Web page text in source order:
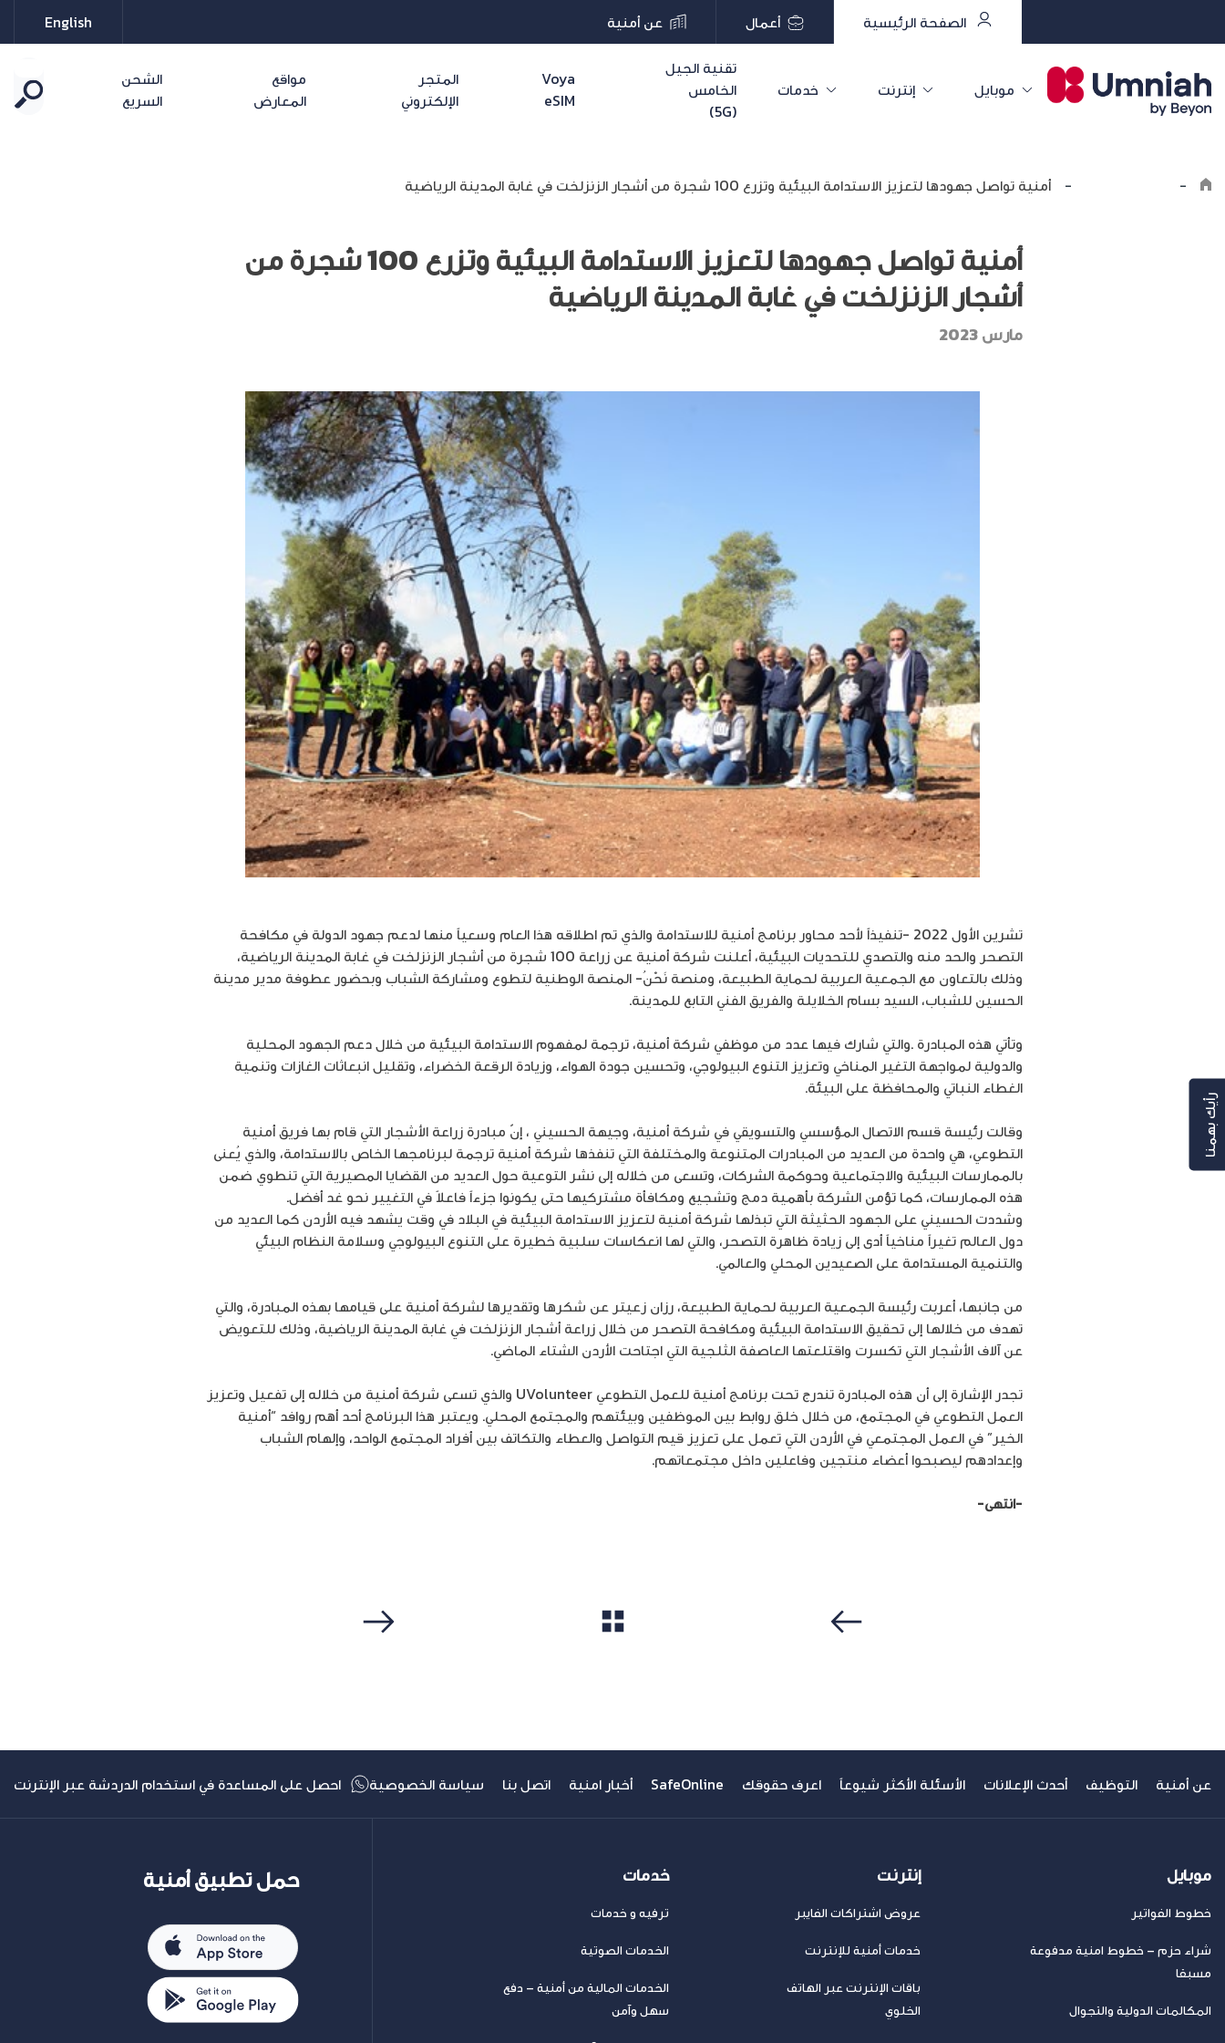
الصفحة الرئيسية أعمال عن أمنية English
موبايل إنترنت خدمات
تقنية الجيل
الخامس
(5G)
Voya
eSIM
المتجر
الإلكتروني
مواقع
المعارض
الشحن
السريع
-
- أمنية تواصل جهودها لتعزيز الاستدامة البيئية وتزرع 100 شجرة من أشجار الزنزلخت في غابة المدينة الرياضية
أمنية تواصل جهودها لتعزيز الاستدامة البيئية وتزرع 100 شجرة من
أشجار الزنزلخت في غابة المدينة الرياضية
مارس 2023
تشرين الأول 2022 -تنفيذاً لأحد محاور برنامج أمنية للاستدامة والذي تم اطلاقه هذا العام وسعياً منها لدعم جهود الدولة في مكافحة
التصحر والحد منه والتصدي للتحديات البيئية، أعلنت شركة أمنية عن زراعة 100 شجرة من أشجار الزنزلخت في غابة المدينة الرياضية،
وذلك بالتعاون مع الجمعية العربية لحماية الطبيعة، ومنصة نَحْنُ- المنصة الوطنية لتطوع ومشاركة الشباب وبحضور عطوفة مدير مدينة
الحسين للشباب، السيد بسام الخلايلة والفريق الفني التابع للمدينة.
وتأتي هذه المبادرة .والتي شارك فيها عدد من موظفي شركة أمنية، ترجمة لمفهوم الاستدامة البيئية من خلال دعم الجهود المحلية
والدولية لمواجهة التغير المناخي وتعزيز التنوع البيولوجي، وتحسين جودة الهواء، وزيادة الرقعة الخضراء، وتقليل انبعاثات الغازات وتنمية
الغطاء النباتي والمحافظة على البيئة.
وقالت رئيسة قسم الاتصال المؤسسي والتسويقي في شركة أمنية، وجيهة الحسيني ، إنّ مبادرة زراعة الأشجار التي قام بها فريق أمنية
التطوعي، هي واحدة من العديد من المبادرات المتنوعة والمختلفة التي تنفذها شركة أمنية ترجمة لبرنامجها الخاص بالاستدامة، والذي يُعنى
بالممارسات البيئية والاجتماعية وحوكمة الشركات، وتسعى من خلاله إلى نشر التوعية حول العديد من القضايا المصيرية التي تنطوي ضمن
هذه الممارسات، كما تؤمن الشركة بأهمية دمج وتشجيع ومكافأة مشتركيها حتى يكونوا جزءاً فاعلاً في التغيير نحو غد أفضل.
وشددت الحسيني على الجهود الحثيثة التي تبذلها شركة أمنية لتعزيز الاستدامة البيئية في البلاد في وقت يشهد فيه الأردن كما العديد من
دول العالم تغيراً مناخياً أدى إلى زيادة ظاهرة التصحر، والتي لها انعكاسات سلبية خطيرة على التنوع البيولوجي وسلامة النظام البيئي
والتنمية المستدامة على الصعيدين المحلي والعالمي.
من جانبها، أعربت رئيسة الجمعية العربية لحماية الطبيعة، رزان زعيتر عن شكرها وتقديرها لشركة أمنية على قيامها بهذه المبادرة، والتي
تهدف من خلالها إلى تحقيق الاستدامة البيئية ومكافحة التصحر من خلال زراعة أشجار الزنزلخت في غابة المدينة الرياضية، وذلك للتعويض
عن آلاف الأشجار التي تكسرت واقتلعتها العاصفة الثلجية التي اجتاحت الأردن الشتاء الماضي.
تجدر الإشارة إلى أن هذه المبادرة تندرج تحت برنامج أمنية للعمل التطوعي UVolunteer والذي تسعى شركة أمنية من خلاله إلى تفعيل وتعزيز
العمل التطوعي في المجتمع، من خلال خلق روابط بين الموظفين وبيئتهم والمجتمع المحلي. ويعتبر هذا البرنامج أحد أهم روافد “أمنية
الخير” في العمل المجتمعي في الأردن التي تعمل على تعزيز قيم التواصل والعطاء والتكاتف بين أفراد المجتمع الواحد، وإلهام الشباب
وإعدادهم ليصبحوا أعضاء منتجين وفاعلين داخل مجتمعاتهم.
-انتهى-
عن أمنية التوظيف أحدث الإعلانات الأسئلة الأكثر شيوعاً اعرف حقوقك SafeOnline أخبار امنية اتصل بنا سياسة الخصوصية احصل على المساعدة في استخدام الدردشة عبر الإنترنت
موبايل
خطوط الفواتير
شراء حزم – خطوط امنية مدفوعة
مسبقا
المكالمات الدولية والتجوال
إنترنت
عروض اشتراكات الفايبر
خدمات أمنية للإنترنت
باقات الإنترنت عبر الهاتف
الخلوي
خدمات
ترفيه و خدمات
الخدمات الصوتية
الخدمات المالية من أمنية – دفع
سهل وآمن
حمل تطبيق أمنية
رأيك بهمنا